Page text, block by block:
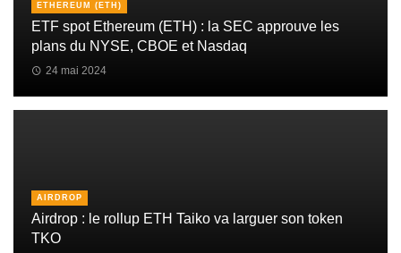
ETHEREUM (ETH)
ETF spot Ethereum (ETH) : la SEC approuve les
plans du NYSE, CBOE et Nasdaq
24 mai 2024
AIRDROP
Airdrop : le rollup ETH Taiko va larguer son token
TKO